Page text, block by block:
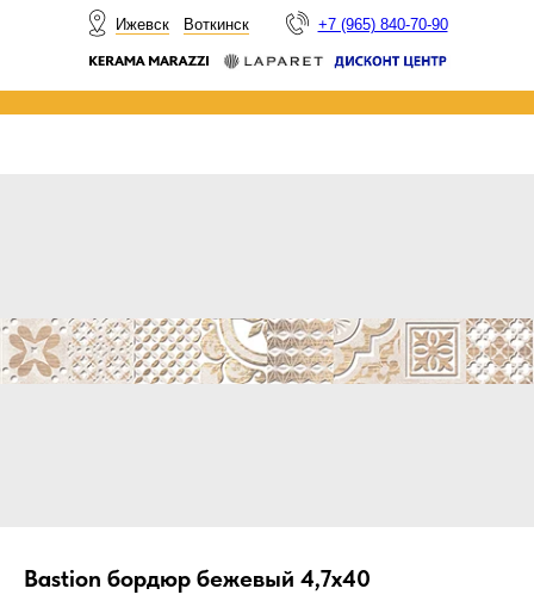
+7 (965) 840-70-90
Ижевск Воткинск
Bastion бордюр бежевый 4,7х40